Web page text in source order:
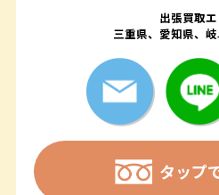
出張買取
三重県、愛知県、
タップ